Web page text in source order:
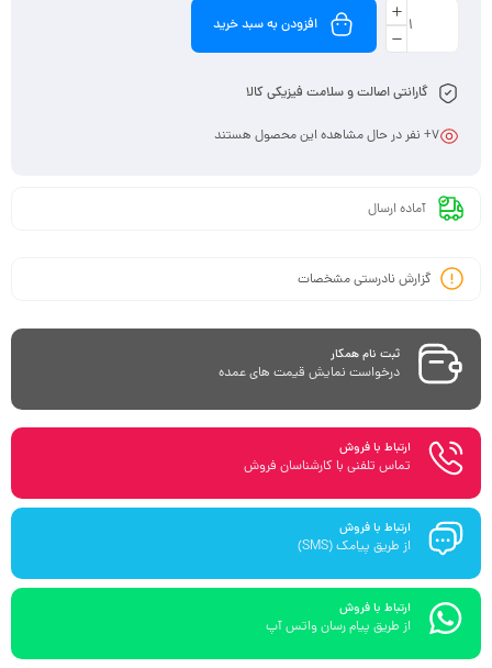
افزودن به سبد خرید
گارانتی اصالت و سلامت فیزیکی کالا
7+ نفر در حال مشاهده این محصول هستند
آماده ارسال
گزارش نادرستی مشخصات
ثبت نام همکار
درخواست نمایش قیمت های عمده
ارتباط با فروش
تماس تلفنی با کارشناسان فروش
ارتباط با فروش
از طریق پیامک (SMS)
ارتباط با فروش
از طریق پیام رسان واتس آپ